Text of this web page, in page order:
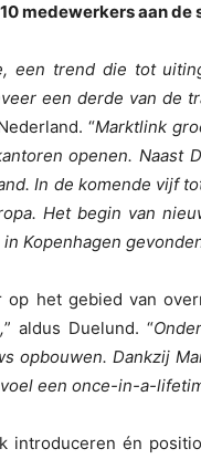
medewerkers aan de
een trend die tot
een derde van de
“Marktlink
openen. Naast
In de komende vijf
Het begin van
Kopenhagen
het gebied van
” aldus Duelund. “
Dankzij
een once-in-a-
én